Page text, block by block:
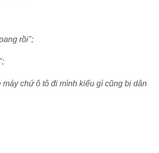
rồi";
chứ ô tô đi mình kiểu gì cũng bị dân